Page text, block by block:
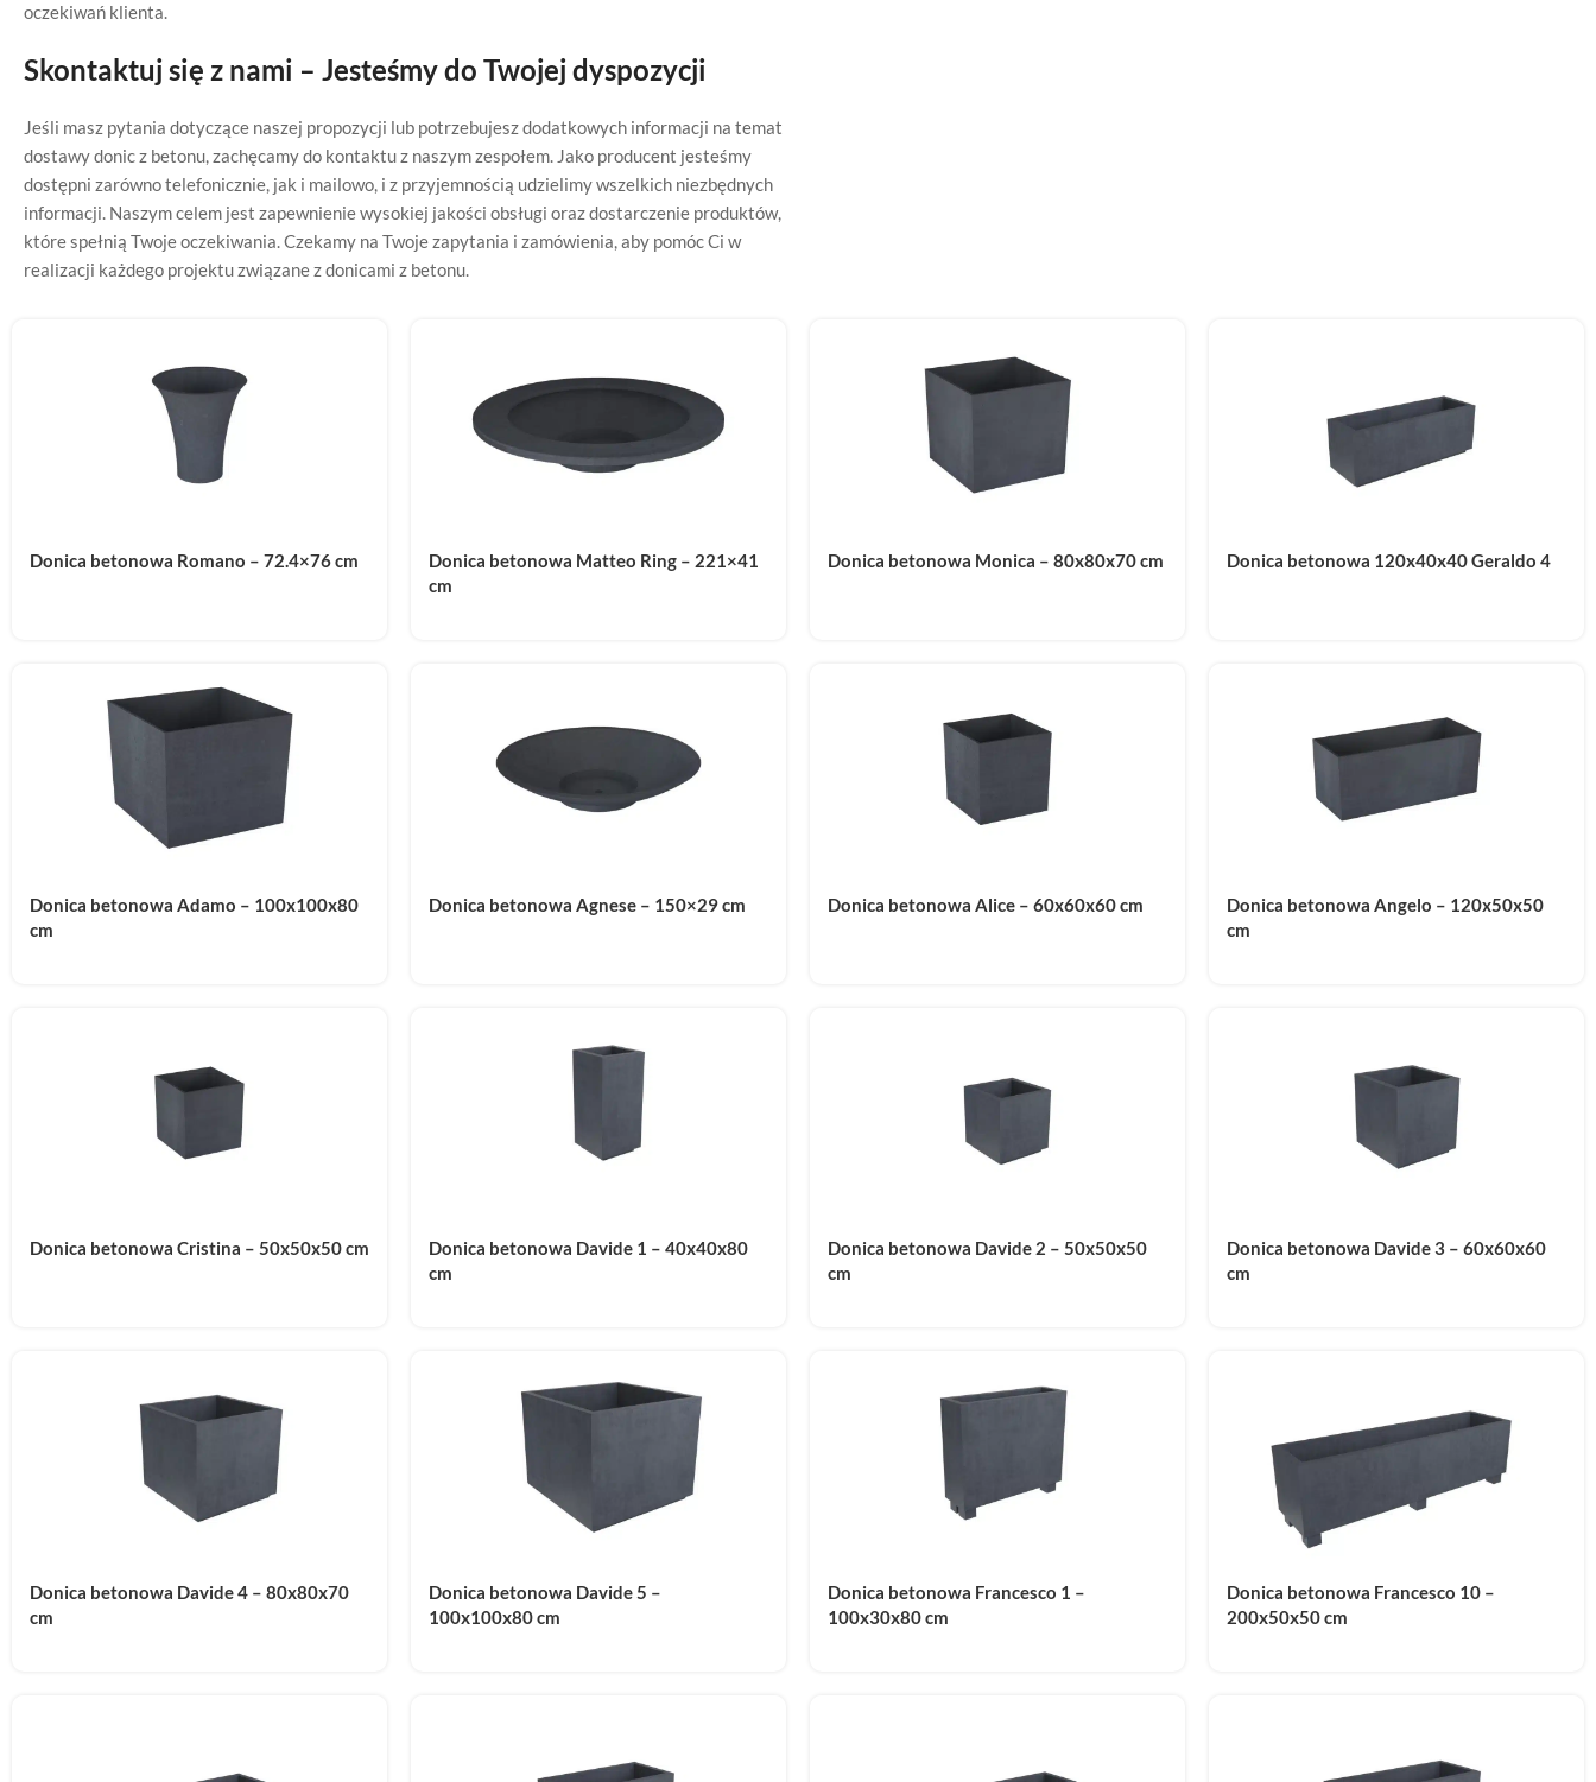
oczekiwań klienta.
Skontaktuj się z nami – Jesteśmy do Twojej dyspozycji
Jeśli masz pytania dotyczące naszej propozycji lub potrzebujesz dodatkowych informacji na temat
dostawy donic z betonu, zachęcamy do kontaktu z naszym zespołem. Jako producent jesteśmy
dostępni zarówno telefonicznie, jak i mailowo, i z przyjemnością udzielimy wszelkich niezbędnych
informacji. Naszym celem jest zapewnienie wysokiej jakości obsługi oraz dostarczenie produktów,
które spełnią Twoje oczekiwania. Czekamy na Twoje zapytania i zamówienia, aby pomóc Ci w
realizacji każdego projektu związane z donicami z betonu.
Donica betonowa Romano – 72.4×76 cm
Donica betonowa Matteo Ring – 221×41
cm
Donica betonowa Monica – 80x80x70 cm Donica betonowa 120x40x40 Geraldo 4
Donica betonowa Adamo – 100x100x80
cm
Donica betonowa Agnese – 150×29 cm Donica betonowa Alice – 60x60x60 cm
Donica betonowa Angelo – 120x50x50
cm
Donica betonowa Cristina – 50x50x50 cm
Donica betonowa Davide 1 – 40x40x80
cm
Donica betonowa Davide 2 – 50x50x50
cm
Donica betonowa Davide 3 – 60x60x60
cm
Donica betonowa Davide 4 – 80x80x70
cm
Donica betonowa Davide 5 –
100x100x80 cm
Donica betonowa Francesco 1 –
100x30x80 cm
Donica betonowa Francesco 10 –
200x50x50 cm